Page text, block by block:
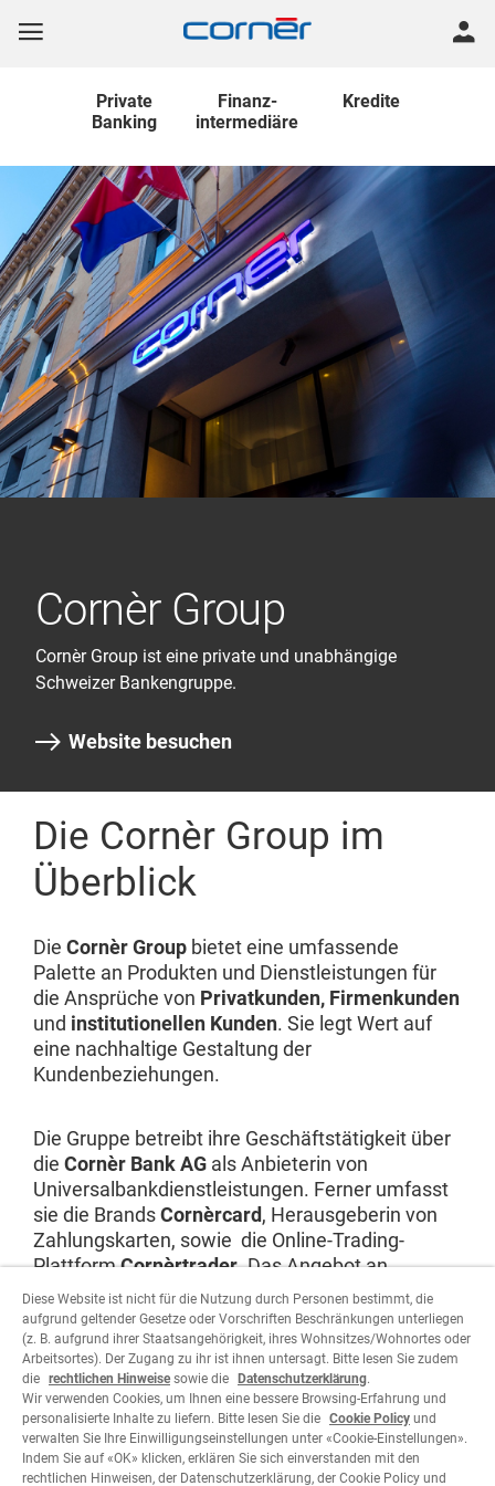
Private
Banking
Finanz-
intermediäre
Kredite
Cornèr Group
Cornèr Group ist eine private und unabhängige
Schweizer Bankengruppe.
Website besuchen
Die Cornèr Group im
Überblick
Die Cornèr Group bietet eine umfassende
Palette an Produkten und Dienstleistungen für
die Ansprüche von Privatkunden, Firmenkunden
und institutionellen Kunden. Sie legt Wert auf
eine nachhaltige Gestaltung der
Kundenbeziehungen.
Die Gruppe betreibt ihre Geschäftstätigkeit über
die Cornèr Bank AG als Anbieterin von
Universalbankdienstleistungen. Ferner umfasst
sie die BrandsCornèrcard, Herausgeberin von
Zahlungskarten, sowie die Online-Trading-
PlattformCornèrtrader. Das Angebot an
internationalen Finanzdienstleistungen ihrer
Tochtergesellschaften rundet das
Leistungsspektrum ab.
Website besuchen
Diese Website ist nicht für die Nutzung durch Personen bestimmt, die
aufgrund geltender Gesetze oder Vorschriften Beschränkungen unterliegen
(z. B. aufgrund ihrer Staatsangehörigkeit, ihres Wohnsitzes/Wohnortes oder
Arbeitsortes). Der Zugang zu ihr ist ihnen untersagt. Bitte lesen Sie zudem
die rechtlichen Hinweisesowie die Datenschutzerklärung.
Wir verwenden Cookies, um Ihnen eine bessere Browsing-Erfahrung und
personalisierte Inhalte zu liefern. Bitte lesen Sie die Cookie Policy und
verwalten Sie Ihre Einwilligungseinstellungen unter «Cookie-Einstellungen».
Indem Sie auf «OK» klicken, erklären Sie sich einverstanden mit den
rechtlichen Hinweisen, der Datenschutzerklärung, der Cookie Policy und